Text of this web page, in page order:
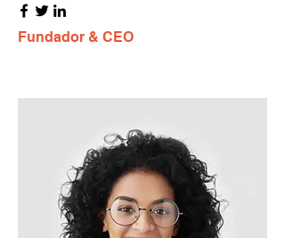
Fundador & CEO